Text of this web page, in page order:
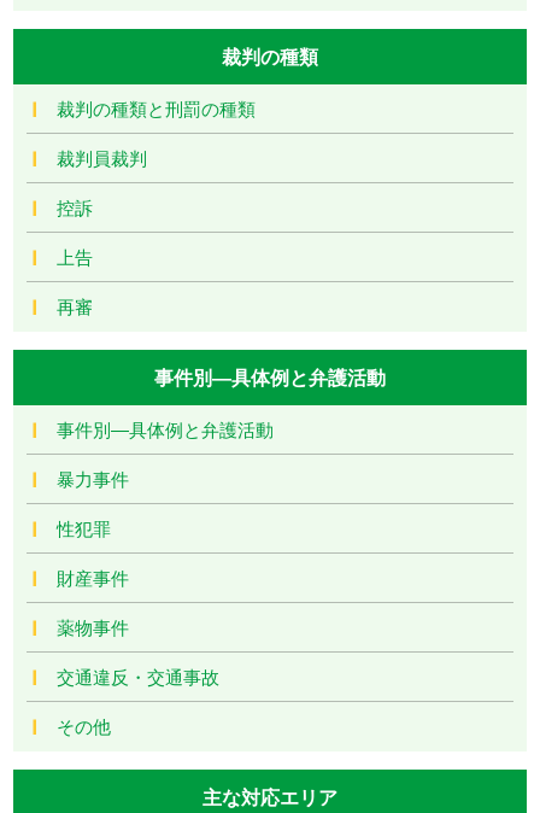
裁判の種類
裁判の種類と刑罰の種類
裁判員裁判
控訴
上告
再審
事件別―具体例と弁護活動
事件別―具体例と弁護活動
暴力事件
性犯罪
財産事件
薬物事件
交通違反・交通事故
その他
主な対応エリア